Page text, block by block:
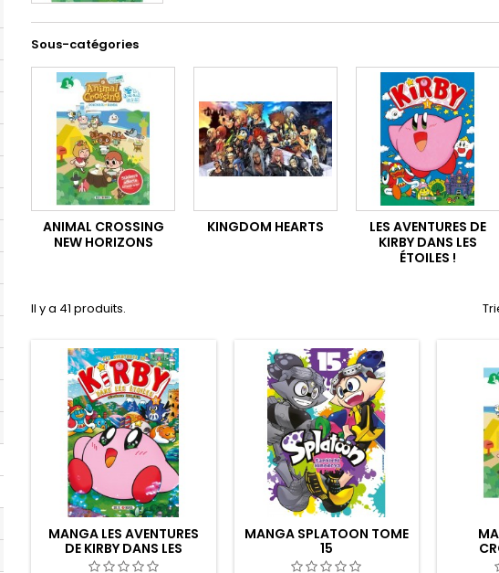
Sous-catégories
ANIMAL CROSSING
NEW HORIZONS
KINGDOM HEARTS
LES AVENTURES DE
KIRBY DANS LES
ÉTOILES !
Il y a 41 produits.
MANGA LES AVENTURES
DE KIRBY DANS LES
ETOILES TOME 08
MANGA SPLATOON TOME
15